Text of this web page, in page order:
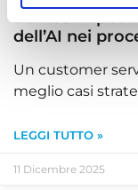
Dai task
dell’AI nei
Un customer
meglio casi
LEGGI TUTTO »
11 Dicembre 2025